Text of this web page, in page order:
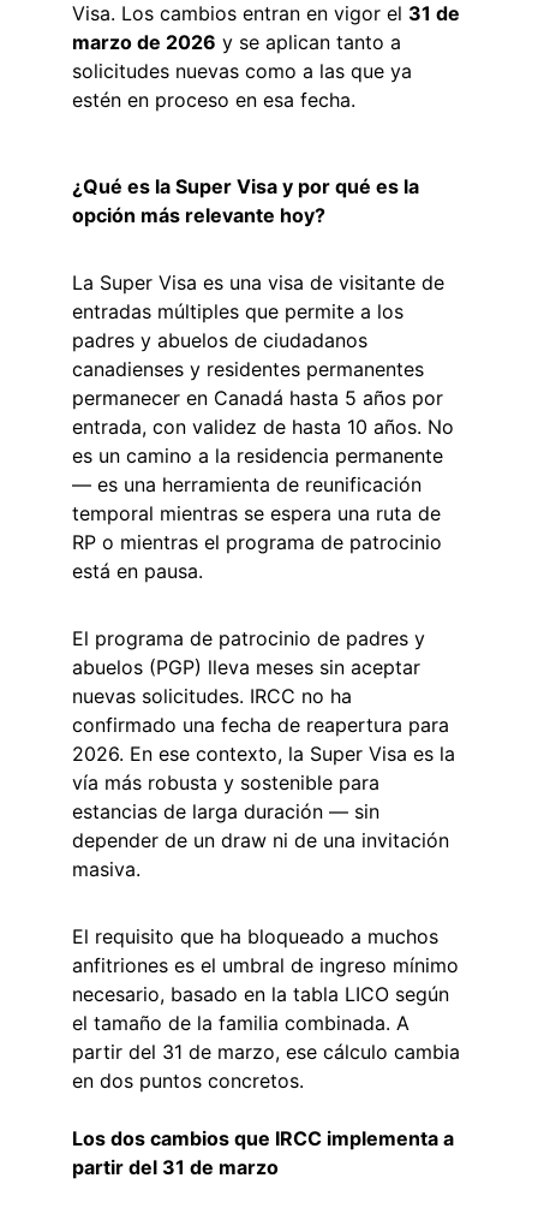
Visa. Los cambios entran en vigor el 31 de
marzo de 2026 y se aplican tanto a
solicitudes nuevas como a las que ya
estén en proceso en esa fecha.
¿Qué es la Super Visa y por qué es la
opción más relevante hoy?
La Super Visa es una visa de visitante de
entradas múltiples que permite a los
padres y abuelos de ciudadanos
canadienses y residentes permanentes
permanecer en Canadá hasta 5 años por
entrada, con validez de hasta 10 años. No
es un camino a la residencia permanente
— es una herramienta de reunificación
temporal mientras se espera una ruta de
RP o mientras el programa de patrocinio
está en pausa.
El programa de patrocinio de padres y
abuelos (PGP) lleva meses sin aceptar
nuevas solicitudes. IRCC no ha
confirmado una fecha de reapertura para
2026. En ese contexto, la Super Visa es la
vía más robusta y sostenible para
estancias de larga duración — sin
depender de un draw ni de una invitación
masiva.
El requisito que ha bloqueado a muchos
anfitriones es el umbral de ingreso mínimo
necesario, basado en la tabla LICO según
el tamaño de la familia combinada. A
partir del 31 de marzo, ese cálculo cambia
en dos puntos concretos.
Los dos cambios que IRCC implementa a
partir del 31 de marzo